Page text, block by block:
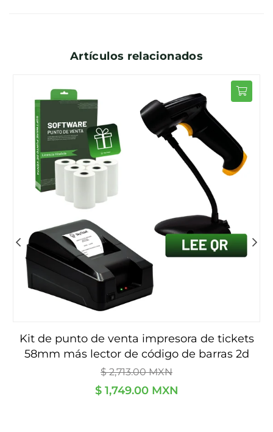
Artículos relacionados
kit de punto de venta impresora de tickets
58mm más lector de código de barras 2d
con iluminación qr - incluye rollos y software
de regalo.
$ 2,713.00 MXN
$ 1,749.00 MXN